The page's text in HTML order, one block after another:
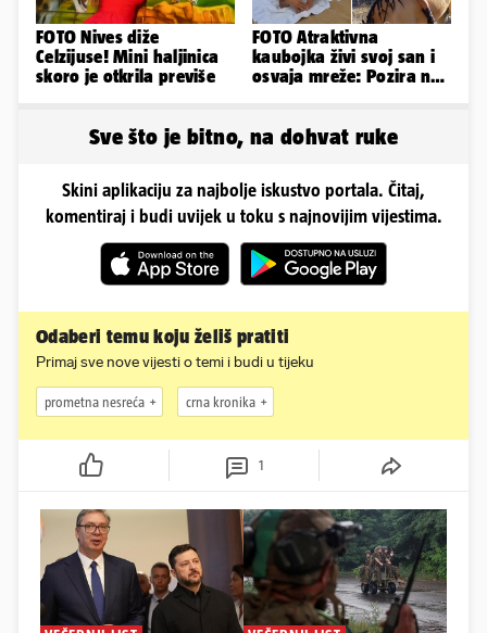
FOTO Nives diže
Celzijuse! Mini haljinica
skoro je otkrila previše
FOTO Atraktivna
kaubojka živi svoj san i
osvaja mreže: Pozira na
Sve što je bitno, na dohvat ruke
Skini aplikaciju za najbolje iskustvo portala. Čitaj,
komentiraj i budi uvijek u toku s najnovijim vijestima.
Odaberi temu koju želiš pratiti
Primaj sve nove vijesti o temi i budi u tijeku
prometna nesreća crna kronika
1